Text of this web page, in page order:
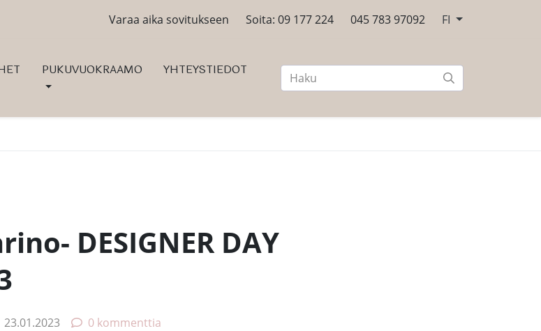
Varaa aika sovitukseen Soita: 09 177 224 045 783 97092 FI
PUKUVUOKRAAMO YHTEYSTIEDOT
DESIGNER DAY
23.01.2023 0 kommenttia